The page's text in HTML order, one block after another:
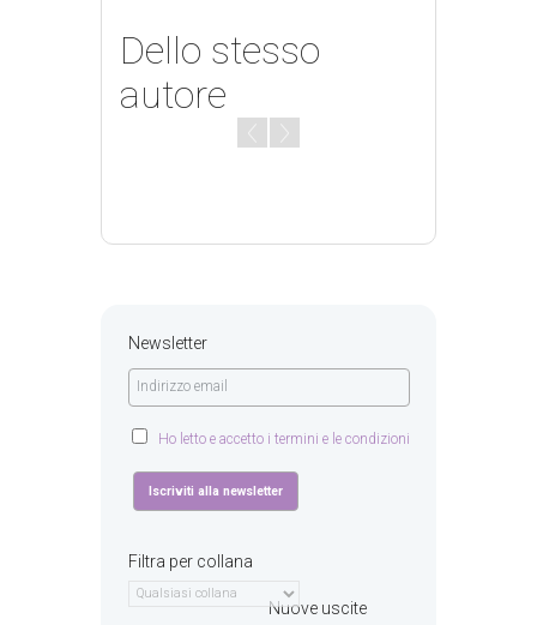
Dello stesso
autore
Newsletter
Ho letto e accetto i termini e le condizioni
Filtra per collana
Nuove uscite